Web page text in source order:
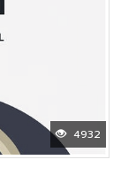
4932